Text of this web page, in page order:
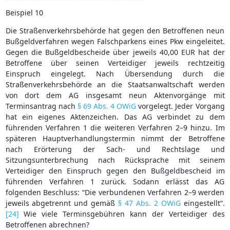
Beispiel 10
Die Straßenverkehrsbehörde hat gegen den Betroffenen neun
Bußgeldverfahren wegen Falschparkens eines Pkw eingeleitet.
Gegen die Bußgeldbescheide über jeweils 40,00 EUR hat der
Betroffene über seinen Verteidiger jeweils rechtzeitig
Einspruch eingelegt. Nach Übersendung durch die
Straßenverkehrsbehörde an die Staatsanwaltschaft werden
von dort dem AG insgesamt neun Aktenvorgänge mit
Terminsantrag nach § 69 Abs. 4 OWiG vorgelegt. Jeder Vorgang
hat ein eigenes Aktenzeichen. Das AG verbindet zu dem
führenden Verfahren 1 die weiteren Verfahren 2–9 hinzu. Im
späteren Hauptverhandlungstermin nimmt der Betroffene
nach Erörterung der Sach- und Rechtslage und
Sitzungsunterbrechung nach Rücksprache mit seinem
Verteidiger den Einspruch gegen den Bußgeldbescheid im
führenden Verfahren 1 zurück. Sodann erlässt das AG
folgenden Beschluss: “Die verbundenen Verfahren 2–9 werden
jeweils abgetrennt und gemäß § 47 Abs. 2 OWiGeingestellt“.
[24] Wie viele Terminsgebühren kann der Verteidiger des
Betroffenen abrechnen?